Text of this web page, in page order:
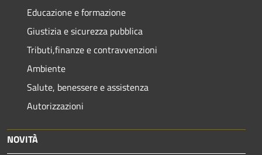
Educazione e formazione
Giustizia e sicurezza pubblica
Tributi,finanze e contravvenzioni
Ambiente
Salute, benessere e assistenza
Autorizzazioni
NOVITÀ